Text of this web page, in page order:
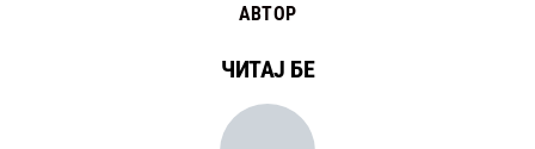
АВТОР
ЧИТАЈ БЕ